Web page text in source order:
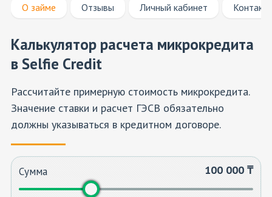
О займе Отзывы Личный кабинет
Калькулятор расчета микрокредита
в Selfie Credit
Рассчитайте примерную стоимость микрокредита.
Значение ставки и расчет ГЭСВ обязательно
должны указываться в кредитном договоре.
Сумма 100 000 ₸